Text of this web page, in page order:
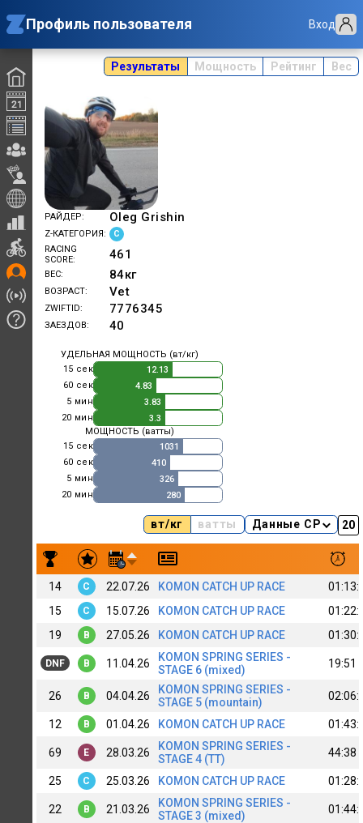
Профиль пользователя Вход
Результаты Мощность Рейтинг Вес
РАЙДЕР OIeg Grishin
Z-КАТЕГОРИЯ
C
RACING
SCORE
461
ВЕС 84кг
ВОЗРАСТ Vet
ZWIFTID 7776345
ЗАЕЗДОВ 40
УДЕЛЬНАЯ МОЩНОСТЬ (вт/кг)
15 сек
12.13
60 сек
4.83
5 мин
3.83
20 мин
3.3
МОЩНОСТЬ (ватты)
15 сек
1031
60 сек
410
5 мин
326
20 мин
280
вт/кг ватты Данные CP
Результаты заездов OIeg Grishin
14 C 22.07.26 KOMON CATCH UP RACE
15
C 15.07.26 KOMON CATCH UP RACE
19
B 27.05.26 KOMON CATCH UP RACE
DNF B 11.04.26
KOMON SPRING SERIES -
STAGE 6 (mixed)
19:51
26 B 04.04.26
KOMON SPRING SERIES -
STAGE 5 (mountain)
12 B 01.04.26 KOMON CATCH UP RACE
69 E 28.03.26
KOMON SPRING SERIES -
STAGE 4 (TT)
44:38
25 C 25.03.26 KOMON CATCH UP RACE
22 B 21.03.26
KOMON SPRING SERIES -
STAGE 3 (mixed)